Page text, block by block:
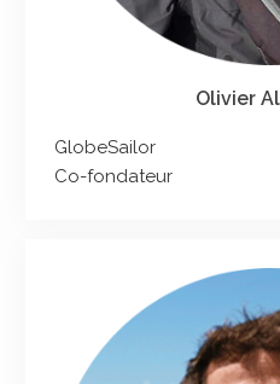
Olivier
GlobeSailor
Co-fondateur